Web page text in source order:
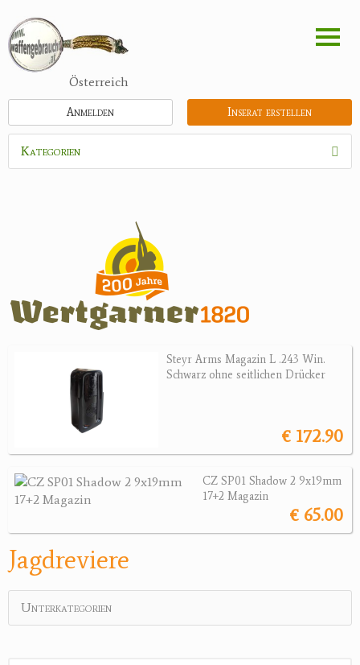
zum
Inhalt
Österreich
Inserat erstellen
Anmelden
Kategorien
Zubehör
Jagdreviere
Bücher, Videos
Geschenke
Reviereinrichtungen
Steyr Arms Magazin L .243 Win.
Schwarz ohne seitlichen Drücker
€ 172.90
CZ SP01 Shadow 2 9x19mm
17+2 Magazin
€ 65.00
Jagdreviere
Unterkategorien